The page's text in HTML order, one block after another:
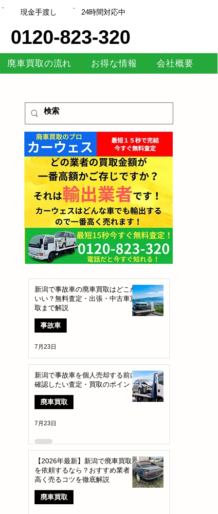
現金手渡し ​24時間対応中
0120-823-320
廃車買取の流れ お得な情報 会社概要
新潟で事故車の廃車買取はどこが
いい？無料査定・出張・中古車買
取まで解説
事故車
7月23日
新潟で事故車を個人売却する前に
確認したい査定・買取のポイント
廃車買取
7月23日
【2026年最新】新潟で廃車買取
を依頼するなら？おすすめ業者・
高く売るコツを徹底解説
廃車買取